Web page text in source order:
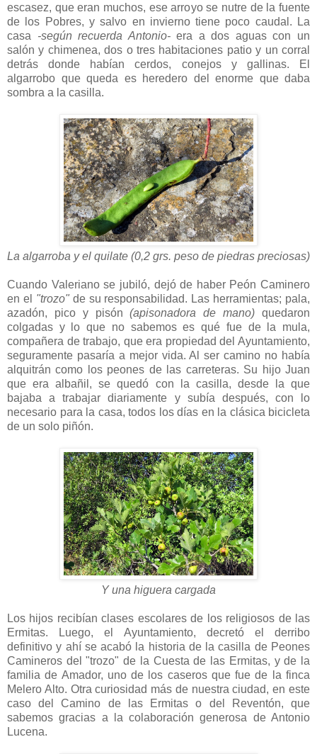
escasez, que eran muchos, ese arroyo se nutre de la fuente
de los Pobres, y salvo en invierno tiene poco caudal. La
casa -según recuerda Antonio-era a dos aguas con un
salón y chimenea, dos o tres habitaciones patio y un corral
detrás donde habían cerdos, conejos y gallinas. El
algarrobo que queda es heredero del enorme que daba
sombra a la casilla.
La algarroba y el quilate (0,2 grs. peso de piedras preciosas)
Cuando Valeriano se jubiló, dejó de haber Peón Caminero
en el "trozo"de su responsabilidad. Las herramientas; pala,
azadón, pico y pisón(apisonadora de mano) quedaron
colgadas y lo que no sabemos es qué fue de la mula,
compañera de trabajo, que era propiedad del Ayuntamiento,
seguramente pasaría a mejor vida. Al ser camino no había
alquitrán como los peones de las carreteras. Su hijo Juan
que era albañil, se quedó con la casilla, desde la que
bajaba a trabajar diariamente y subía después, con lo
necesario para la casa, todos los días en la clásica bicicleta
de un solo piñón.
Y una higuera cargada
Los hijos recibían clases escolares de los religiosos de las
Ermitas. Luego, el Ayuntamiento, decretó el derribo
definitivo y ahí se acabó la historia de la casilla de Peones
Camineros del "trozo" de la Cuesta de las Ermitas, y de la
familia de Amador, uno de los caseros que fue de la finca
Melero Alto. Otra curiosidad más de nuestra ciudad, en este
caso del Camino de las Ermitas o del Reventón, que
sabemos gracias a la colaboración generosa de Antonio
Lucena.